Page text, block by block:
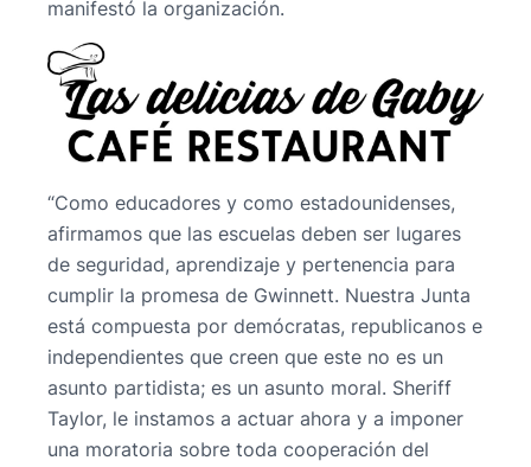
manifestó la organización.
“Como educadores y como estadounidenses,
afirmamos que las escuelas deben ser lugares
de seguridad, aprendizaje y pertenencia para
cumplir la promesa de Gwinnett. Nuestra Junta
está compuesta por demócratas, republicanos e
independientes que creen que este no es un
asunto partidista; es un asunto moral. Sheriff
Taylor, le instamos a actuar ahora y a imponer
una moratoria sobre toda cooperación del